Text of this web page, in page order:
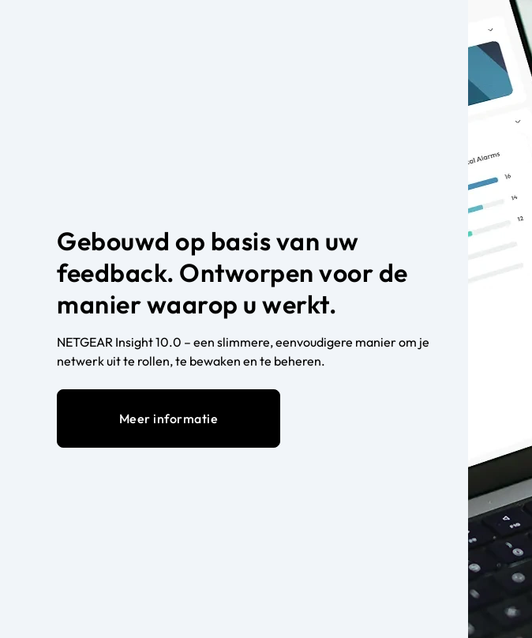
Gebouwd op basis van uw
feedback. Ontworpen voor de
manier waarop u werkt.
NETGEAR Insight 10.0 – een slimmere, eenvoudigere manier om je
netwerk uit te rollen, te bewaken en te beheren.
Meer informatie